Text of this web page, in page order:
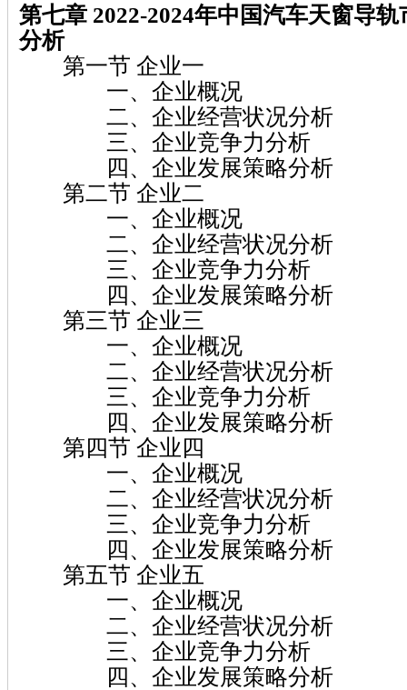
第七章 2022-2024年中国汽车天窗导轨
分析
第一节 企业一
一、企业概况
二、企业经营状况分析
三、企业竞争力分析
四、企业发展策略分析
第二节 企业二
一、企业概况
二、企业经营状况分析
三、企业竞争力分析
四、企业发展策略分析
第三节 企业三
一、企业概况
二、企业经营状况分析
三、企业竞争力分析
四、企业发展策略分析
第四节 企业四
一、企业概况
二、企业经营状况分析
三、企业竞争力分析
四、企业发展策略分析
第五节 企业五
一、企业概况
二、企业经营状况分析
三、企业竞争力分析
四、企业发展策略分析